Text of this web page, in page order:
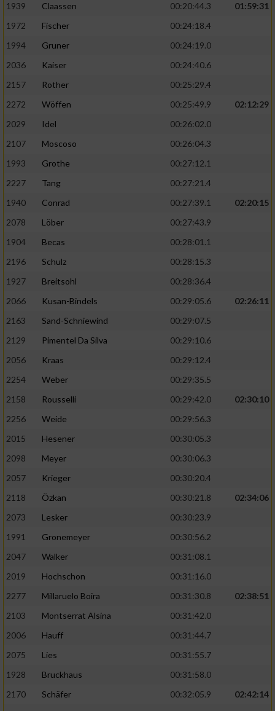
1939 Claassen 00:20:44.3
01:59:31
1972
Fischer
00:24:18.4
1994
Gruner
00:24:19.0
2036
Kaiser
00:24:40.6
2157
Rother
00:25:29.4
2272
Wöffen 00:25:49.9
02:12:29
2029
Idel
00:26:02.0
2107
Moscoso
00:26:04.3
1993
Grothe
00:27:12.1
2227
Tang
00:27:21.4
1940
Conrad 00:27:39.1
02:20:15
2078
Löber
00:27:43.9
1904
Becas
00:28:01.1
2196
Schulz
00:28:15.3
1927
Breitsohl
00:28:36.4
2066
Kusan-Bindels 00:29:05.6
02:26:11
2163
Sand-Schniewind
00:29:07.5
2129
Pimentel Da Silva
00:29:10.6
2056
Kraas
00:29:12.4
2254
Weber
00:29:35.5
2158
Rousselli 00:29:42.0
02:30:10
2256
Weide
00:29:56.3
2015
Hesener
00:30:05.3
2098
Meyer
00:30:06.3
2057
Krieger
00:30:20.4
2118
Özkan 00:30:21.8
02:34:06
2073
Lesker
00:30:23.9
1991
Gronemeyer
00:30:56.2
2047
Walker
00:31:08.1
2019
Hochschon
00:31:16.0
2277
Millaruelo Boira 00:31:30.8
02:38:51
2103
Montserrat Alsina
00:31:42.0
2006
Hauff
00:31:44.7
2075
Lies
00:31:55.7
1928
Bruckhaus
00:31:58.0
2170
Schäfer 00:32:05.9
02:42:14